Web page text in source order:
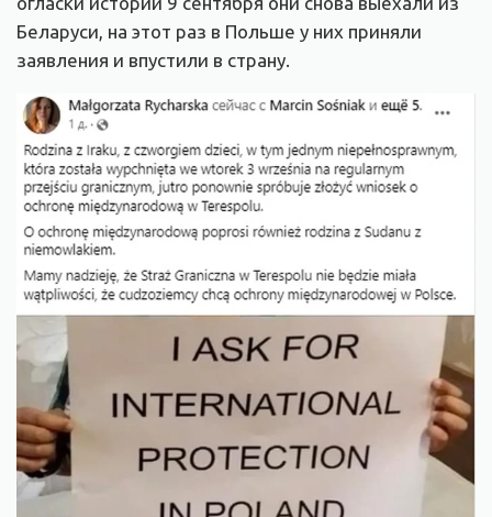
Беларуси, на этот раз в Польше у них приняли
заявления и впустили в страну.